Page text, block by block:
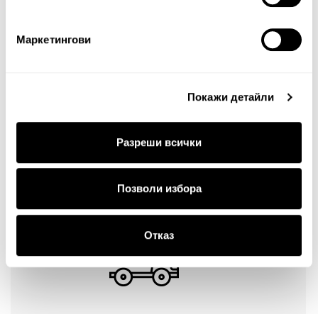
Маркетингови
Покажи детайли
Разреши всички
Позволи избора
Отказ